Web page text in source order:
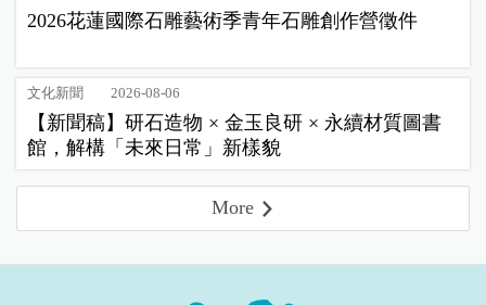
2026花蓮國際石雕藝術季青年石雕創作營徵件
文化新聞 2026-08-06
【新聞稿】研石造物 × 金玉良研 × 永續材質圖書
館，解構「未來日常」新樣貌
More